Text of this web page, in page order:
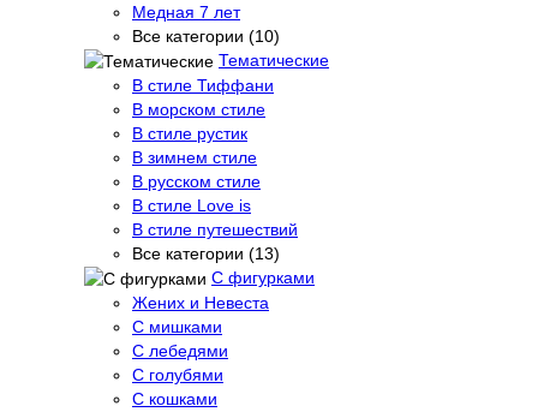
Медная 7 лет
Все категории (10)
Тематические
В стиле Тиффани
В морском стиле
В стиле рустик
В зимнем стиле
В русском стиле
В стиле Love is
В стиле путешествий
Все категории (13)
С фигурками
Жених и Невеста
С мишками
С лебедями
С голубями
С кошками